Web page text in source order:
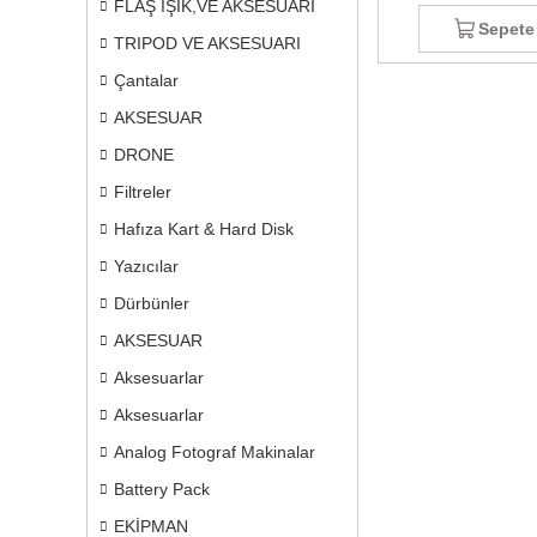
FLAŞ IŞIK,VE AKSESUARI
TRIPOD VE AKSESUARI
Çantalar
AKSESUAR
DRONE
Filtreler
Hafıza Kart & Hard Disk
Yazıcılar
Dürbünler
AKSESUAR
Aksesuarlar
Aksesuarlar
Analog Fotograf Makinalar
Battery Pack
EKİPMAN